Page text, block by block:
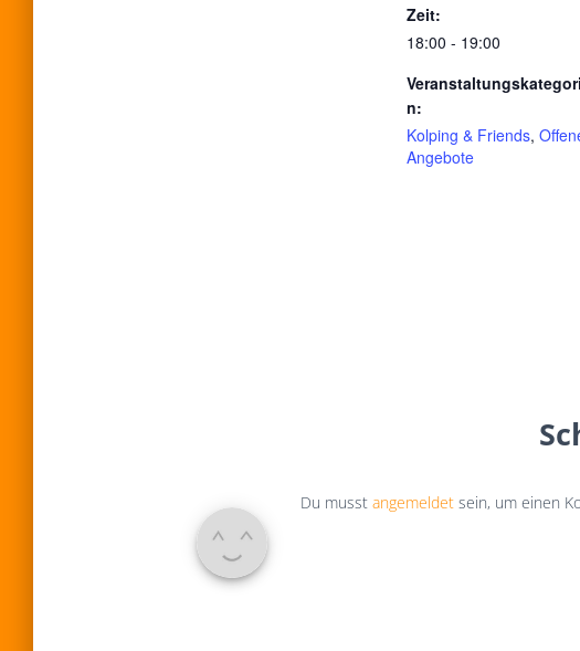
Zeit:
18:00 - 19:00
n:
Kolping & Friends,
Angebote
Du musst angemeldet sein, um einen